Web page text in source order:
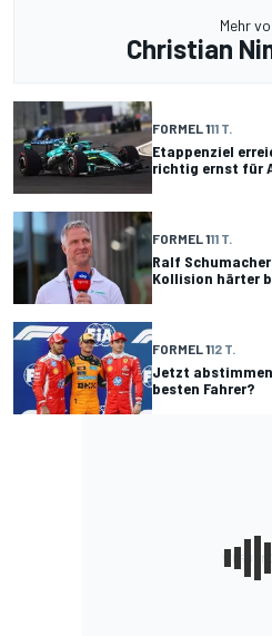
Mehr
Christian
FORMEL 111 T.
Etappenziel
richtig ernst für
FORMEL 111 T.
Ralf
Kollision härter
FORMEL 112 T.
Jetzt
besten Fahrer?